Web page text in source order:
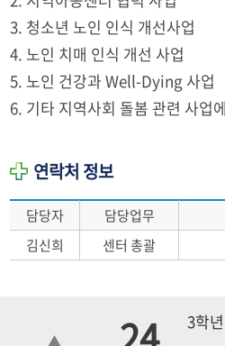
3. 청소년 노인 인식 개선사업
4. 노인 치매 인식 개선 사업
5. 노인 건강과 Well-Dying 사업
6. 기타 지역사회 돌봄 관련 사업
연락처 정보
담당자 담당업무
김신희
센터 총괄
3학